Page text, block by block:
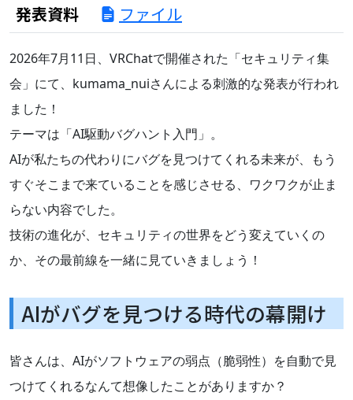
発表資料
ファイル
2026年7月11日、VRChatで開催された「セキュリティ集
会」にて、kumama_nuiさんによる刺激的な発表が行われ
ました！
テーマは「AI駆動バグハント入門」。
AIが私たちの代わりにバグを見つけてくれる未来が、もう
すぐそこまで来ていることを感じさせる、ワクワクが止ま
らない内容でした。
技術の進化が、セキュリティの世界をどう変えていくの
か、その最前線を一緒に見ていきましょう！
AIがバグを見つける時代の幕開け
皆さんは、AIがソフトウェアの弱点（脆弱性）を自動で見
つけてくれるなんて想像したことがありますか？